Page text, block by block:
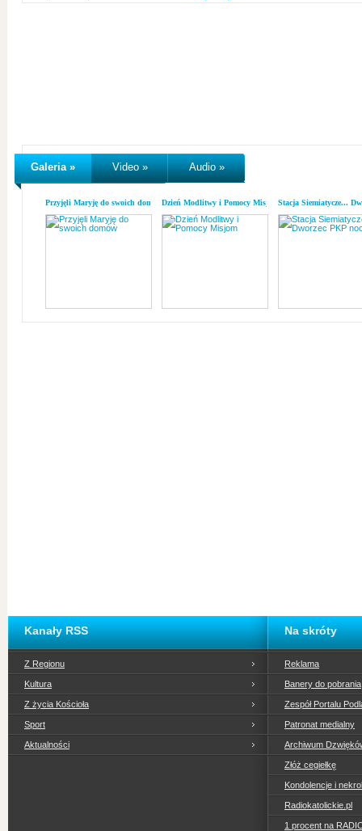
Galeria » Video » Audio »
Przyjęli Maryję do swoich domówDzień Modlitwy i Pomocy MisjomStacja Siemiatycze...
Kanały RSS
Z Regionu
Kultura
Z życia Kościoła
Sport
Aktualności
Na skróty
Reklama
Banery do pobrania
Zespół Portalu
Patronat medialny
Archiwum
Złóż cegiełkę
Kondolencje i
Radiokatolickie.pl
1 procent na